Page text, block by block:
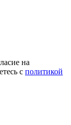
на
c политикой